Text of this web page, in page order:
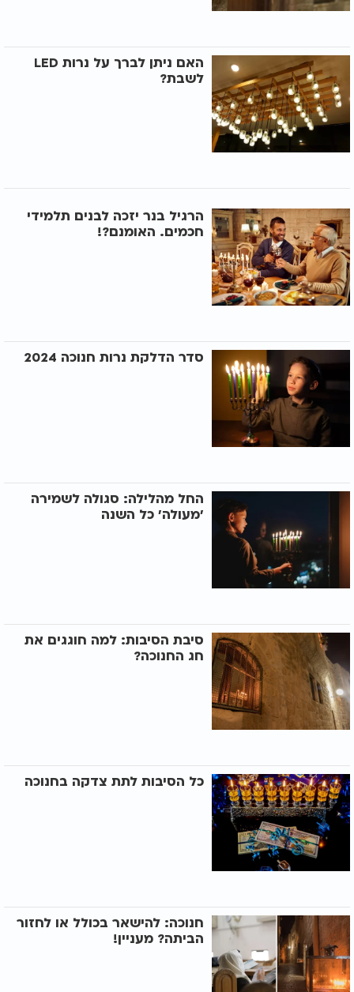
האם ניתן לברך על נרות LED
לשבת?
הרגיל בנר יזכה לבנים תלמידי
חכמים. האומנם?!
סדר הדלקת נרות חנוכה 2024
החל מהלילה: סגולה לשמירה
’מעולה’ כל השנה
סיבת הסיבות: למה חוגגים את
חג החנוכה?
כל הסיבות לתת צדקה בחנוכה
חנוכה: להישאר בכולל או לחזור
הביתה? מעניין!